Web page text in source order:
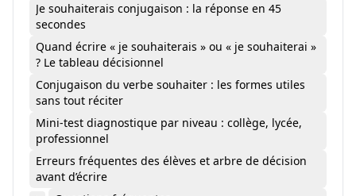
Je souhaiterais conjugaison : la réponse en 45
secondes
Quand écrire « je souhaiterais » ou « je souhaiterai »
? Le tableau décisionnel
Conjugaison du verbe souhaiter : les formes utiles
sans tout réciter
Mini-test diagnostique par niveau : collège, lycée,
professionnel
Erreurs fréquentes des élèves et arbre de décision
avant d’écrire